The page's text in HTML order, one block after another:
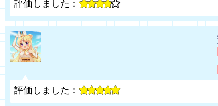
評価しました：
評価しました：